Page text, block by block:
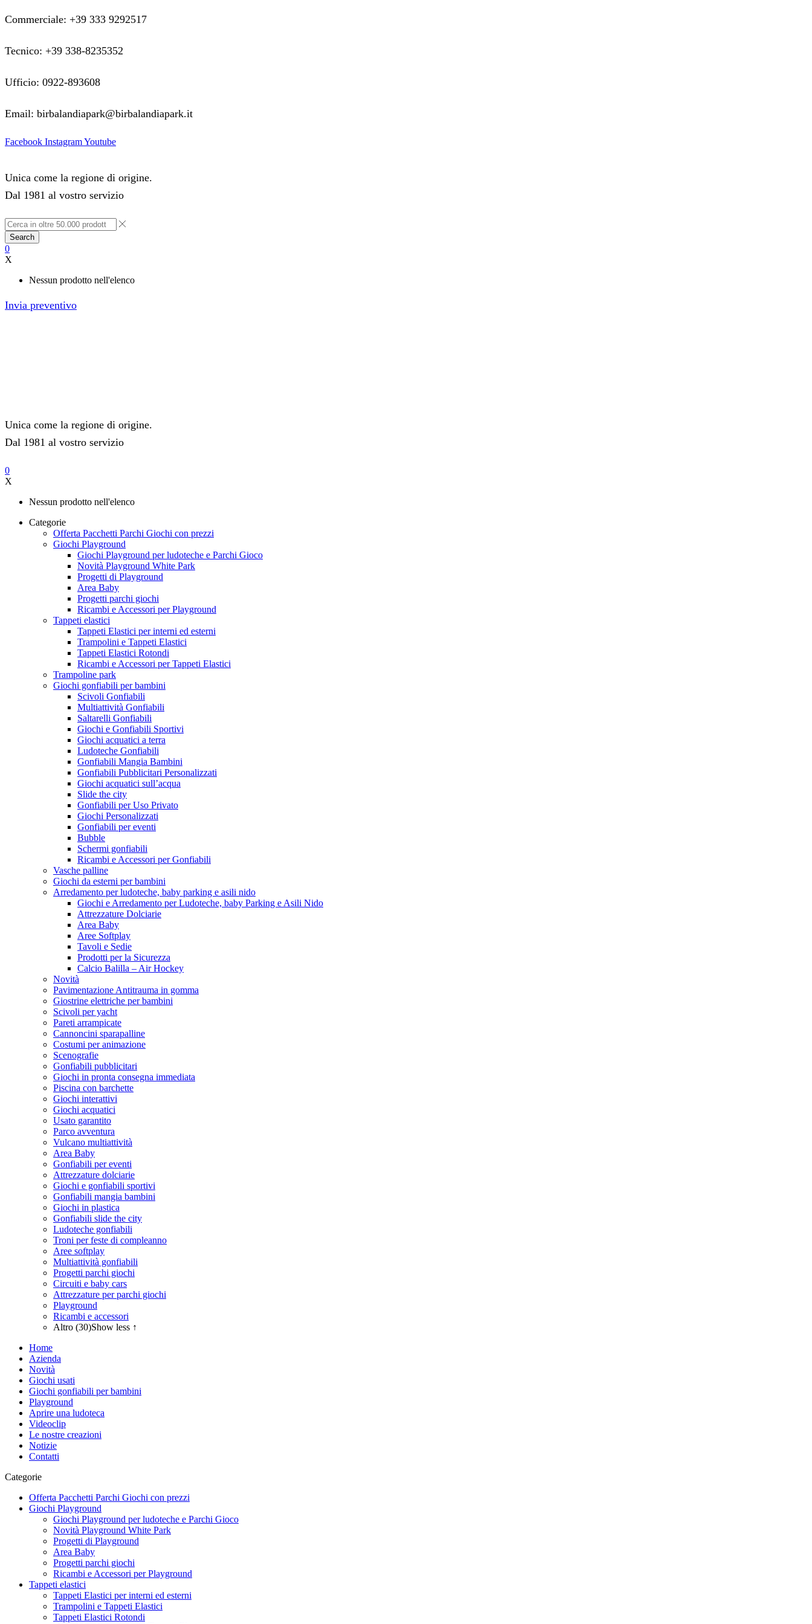
Commerciale: +39 333 9292517
Tecnico: +39 338-8235352
Ufficio: 0922-893608
Email: birbalandiapark@birbalandiapark.it
Facebook InstagramYoutube
Unica come la regione di origine.
Dal 1981 al vostro servizio
Search
0
X
Nessun prodotto nell'elenco
Invia preventivo
Unica come la regione di origine.
Dal 1981 al vostro servizio
0
X
Nessun prodotto nell'elenco
Categorie
Offerta Pacchetti Parchi Giochi con prezzi
Giochi Playground
Giochi Playground per ludoteche e Parchi Gioco
Novità Playground White Park
Progetti di Playground
Area Baby
Progetti parchi giochi
Ricambi e Accessori per Playground
Tappeti elastici
Tappeti Elastici per interni ed esterni
Trampolini e Tappeti Elastici
Tappeti Elastici Rotondi
Ricambi e Accessori per Tappeti Elastici
Trampoline park
Giochi gonfiabili per bambini
Scivoli Gonfiabili
Multiattività Gonfiabili
Saltarelli Gonfiabili
Giochi e Gonfiabili Sportivi
Giochi acquatici a terra
Ludoteche Gonfiabili
Gonfiabili Mangia Bambini
Gonfiabili Pubblicitari Personalizzati
Giochi acquatici sull’acqua
Slide the city
Gonfiabili per Uso Privato
Giochi Personalizzati
Gonfiabili per eventi
Bubble
Schermi gonfiabili
Ricambi e Accessori per Gonfiabili
Vasche palline
Giochi da esterni per bambini
Arredamento per ludoteche, baby parking e asili nido
Giochi e Arredamento per Ludoteche, baby Parking e Asili Nido
Attrezzature Dolciarie
Area Baby
Aree Softplay
Tavoli e Sedie
Prodotti per la Sicurezza
Calcio Balilla – Air Hockey
Novità
Pavimentazione Antitrauma in gomma
Giostrine elettriche per bambini
Scivoli per yacht
Pareti arrampicate
Cannoncini sparapalline
Costumi per animazione
Scenografie
Gonfiabili pubblicitari
Giochi in pronta consegna immediata
Piscina con barchette
Giochi interattivi
Giochi acquatici
Usato garantito
Parco avventura
Vulcano multiattività
Area Baby
Gonfiabili per eventi
Attrezzature dolciarie
Giochi e gonfiabili sportivi
Gonfiabili mangia bambini
Giochi in plastica
Gonfiabili slide the city
Ludoteche gonfiabili
Troni per feste di compleanno
Aree softplay
Multiattività gonfiabili
Progetti parchi giochi
Circuiti e baby cars
Attrezzature per parchi giochi
Playground
Ricambi e accessori
Altro (30)Show less ↑
Home
Azienda
Novità
Giochi usati
Giochi gonfiabili per bambini
Playground
Aprire una ludoteca
Videoclip
Le nostre creazioni
Notizie
Contatti
Categorie
Offerta Pacchetti Parchi Giochi con prezzi
Giochi Playground
Giochi Playground per ludoteche e Parchi Gioco
Novità Playground White Park
Progetti di Playground
Area Baby
Progetti parchi giochi
Ricambi e Accessori per Playground
Tappeti elastici
Tappeti Elastici per interni ed esterni
Trampolini e Tappeti Elastici
Tappeti Elastici Rotondi